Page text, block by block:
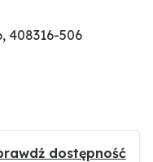
408316-506
dostępność